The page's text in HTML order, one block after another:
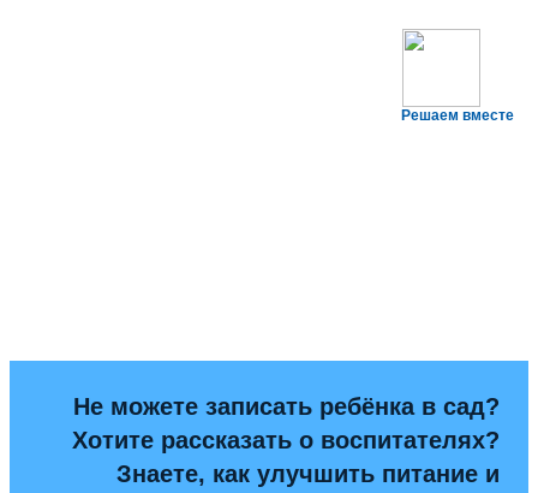
Решаем вместе
Не можете записать ребёнка в сад?
Хотите рассказать о воспитателях?
Знаете, как улучшить питание и